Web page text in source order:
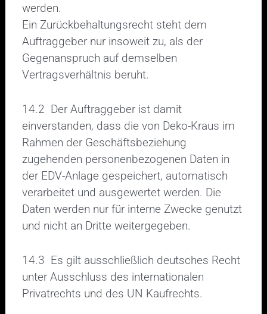
werden.
Ein Zurückbehaltungsrecht steht dem
Auftraggeber nur insoweit zu, als der
Gegenanspruch auf demselben
Vertragsverhältnis beruht.
14.2 Der Auftraggeber ist damit
einverstanden, dass die von Deko-Kraus im
Rahmen der Geschäftsbeziehung
zugehenden personenbezogenen Daten in
der EDV-Anlage gespeichert, automatisch
verarbeitet und ausgewertet werden. Die
Daten werden nur für interne Zwecke genutzt
und nicht an Dritte weitergegeben.
14.3 Es gilt ausschließlich deutsches Recht
unter Ausschluss des internationalen
Privatrechts und des UN Kaufrechts.